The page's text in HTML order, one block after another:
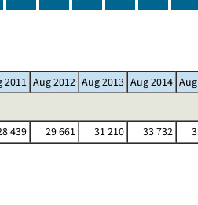
2011 Aug 2012 Aug 2013 Aug 2014
439 29 661 31 210 33 732